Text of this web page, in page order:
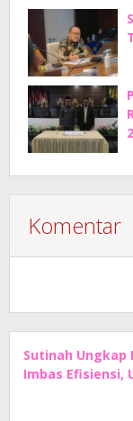
Komentar
Sutinah Ungkap
Imbas Efisiensi,